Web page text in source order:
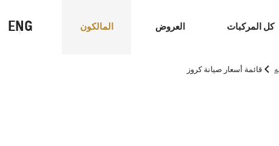
ENG كل المركبات العروض المالكون
> قائمة أسعار صيانة كروز